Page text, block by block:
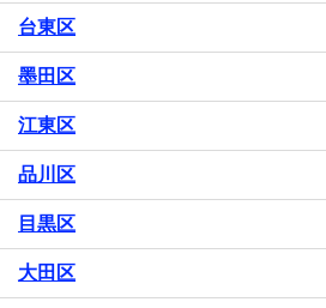
台東区
墨田区
江東区
品川区
目黒区
大田区